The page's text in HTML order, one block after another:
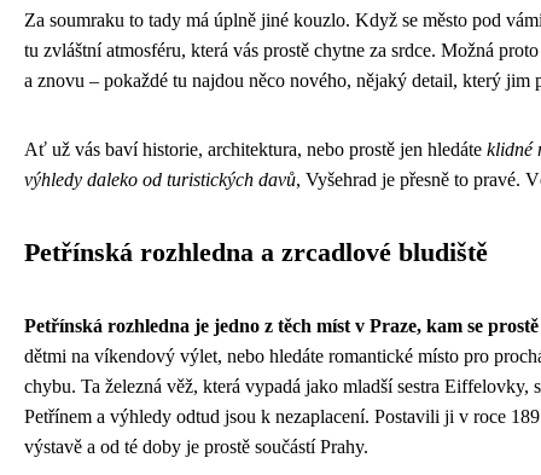
Za soumraku to tady má úplně jiné kouzlo. Když se město pod
tu zvláštní atmosféru, která vás prostě chytne za srdce. Možná
a znovu – pokaždé tu najdou něco nového, nějaký detail, který jim
Ať už vás baví historie, architektura, nebo prostě jen hledáte klidné
výhledy daleko od turistických davů, Vyšehrad je přesně to pravé.
Petřínská rozhledna a zrcadlové bludiště
Petřínská rozhledna je jedno z těch míst v Praze, kam se
dětmi na víkendový výlet, nebo hledáte romantické místo pro
chybu. Ta železná věž, která vypadá jako mladší sestra Eiffelovky,
Petřínem a výhledy odtud jsou k nezaplacení. Postavili ji v roce
výstavě a od té doby je prostě součástí Prahy.